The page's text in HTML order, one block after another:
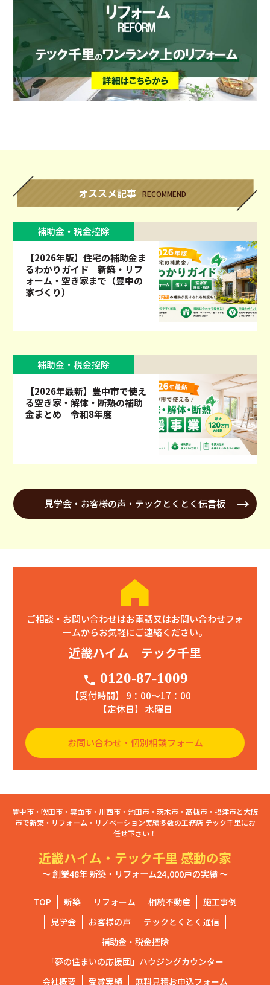
オススメ記事 RECOMMEND
補助金・税金控除
【2026年版】住宅の補助金ま
るわかりガイド｜新築・リフ
ォーム・空き家まで（豊中の
家づくり）
補助金・税金控除
【2026年最新】豊中市で使え
る空き家・解体・断熱の補助
金まとめ｜令和8年度
見学会・お客様の声・テックとくとく伝言板
ご相談・お問い合わせはお電話又はお問い合わせフォ
ームからお気軽にご連絡ください。
近畿ハイム テック千里
phone 0120-87-1009
【受付時間】 9：00〜17：00
【定休日】 水曜日
お問い合わせ・個別相談フォーム
豊中市・吹田市・箕面市・川西市・池田市・茨木市・高槻市・摂津市と大阪
市で新築・リフォーム・リノベーション実績多数の工務店 テック千里にお
任せ下さい！
近畿ハイム・テック千里 感動の家
～ 創業48年 新築・リフォーム24,000戸の実績 ～
TOP 新築 リフォーム 相続不動産
施工事例
見学会
お客様の声
テックとくとく通信
補助金・税金控除
「夢の住まいの応援団」ハウジングカウンター
会社概要
受賞実績 無料見積お申込フォーム